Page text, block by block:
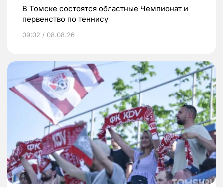
В Томске состоятся областные Чемпионат и
первенство по теннису
09:02 / 08.08.26